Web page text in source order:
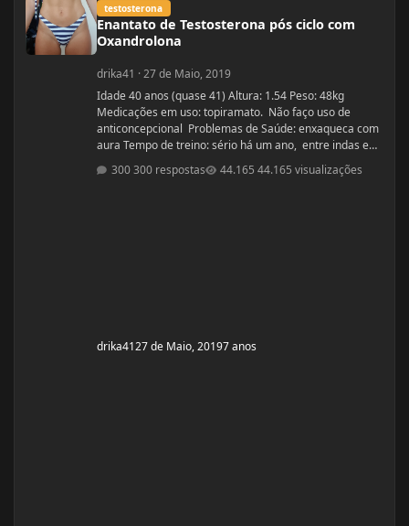
testosterona
Enantato de Testosterona pós ciclo com
Oxandrolona
drika41 ·27 de Maio, 2019
Idade 40 anos (quase 41) Altura: 1.54 Peso: 48kg
Medicações em uso: topiramato. Não faço uso de
anticoncepcional Problemas de Saúde: enxaqueca com
aura Tempo de treino: sério há um ano, entre indas e
mg durante 8 semanas, após 10 mg até a 12° semana.
300 respostas 44.165 visualizações
drika4127 de Maio, 20197 anos